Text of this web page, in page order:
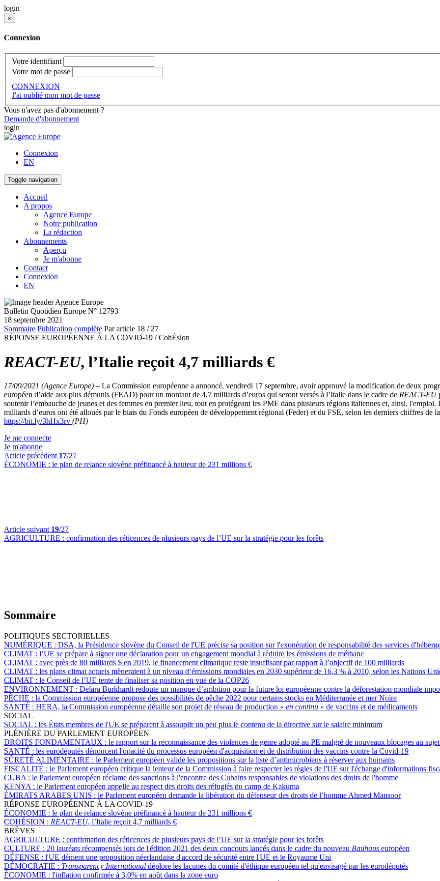
login
x
Connexion
Votre identifiant
Votre mot de passe
CONNEXION
J'ai oublié mon mot de passe
Vous n'avez pas d'abonnement ?
Demande d'abonnement
login
Connexion
EN
Toggle navigation
Accueil
A propos
Agence Europe
Notre publication
La rédaction
Abonnements
Aperçu
Je m'abonne
Contact
Connexion
EN
Bulletin Quotidien Europe N° 12793
18 septembre 2021
Sommaire Publication complète Par article 18 / 27
RÉPONSE EUROPÉENNE À LA COVID-19 / CohÉsion
REACT-EU, l’Italie reçoit 4,7 milliards €
17/09/2021 (Agence Europe) – La Commission européenne a annoncé, vendredi 17 septembre, avoir approuvé la modification de deux
européen d’aide aux plus démunis (FEAD) pour un montant de 4,7 milliards d’euros qui seront versés à l’Italie dans le cadre de REACT-EU
soutenir l’embauche de jeunes et des femmes en premier lieu, tout en protégeant les PME dans plusieurs régions italiennes et, ainsi,
milliards d’euros ont été alloués par le biais du Fonds européen de développement régional (Feder) et du FSE, selon les derniers chiffres de
https://bit.ly/3hHx3rv (PH)
Je me connecte
Je m'abonne
Article précédent 17/27
ÉCONOMIE : le plan de relance slovène préfinancé à hauteur de 231 millions €
Article suivant 19/27
AGRICULTURE : confirmation des réticences de plusieurs pays de l’UE sur la stratégie pour les forêts
Sommaire
POLITIQUES SECTORIELLES
NUMÉRIQUE : DSA, la Présidence slovène du Conseil de l'UE précise sa position sur l'exonération de responsabilité des services
CLIMAT : l’UE se prépare à signer une déclaration pour un engagement mondial à réduire les émissions de méthane
CLIMAT : avec près de 80 milliards $ en 2019, le financement climatique reste insuffisant par rapport à l’objectif de 100 milliards
CLIMAT : les plans climat actuels mèneraient à un niveau d’émissions mondiales en 2030 supérieur de 16,3 % à 2010, selon les Nations
CLIMAT : le Conseil de l’UE tente de finaliser sa position en vue de la COP26
ENVIRONNEMENT : Delara Burkhardt redoute un manque d’ambition pour la future loi européenne contre la déforestation mondiale
PÊCHE : la Commission européenne propose des possibilités de pêche 2022 pour certains stocks en Méditerranée et mer Noire
SANTÉ : HERA, la Commission européenne détaille son projet de réseau de production « en continu » de vaccins et de médicaments
SOCIAL
SOCIAL : les États membres de l'UE se préparent à assouplir un peu plus le contenu de la directive sur le salaire minimum
PLÉNIÈRE DU PARLEMENT EUROPÉEN
DROITS FONDAMENTAUX : le rapport sur la reconnaissance des violences de genre adopté au PE malgré de nouveaux blocages au
SANTÉ : les eurodéputés dénoncent l'opacité du processus européen d'acquisition et de distribution des vaccins contre la Covid-19
SÛRETÉ ALIMENTAIRE : le Parlement européen valide les propositions sur la liste d’antimicrobiens à réserver aux humains
FISCALITÉ : le Parlement européen critique la lenteur de la Commission à faire respecter les règles de l'UE sur l'échange d'informations
CUBA : le Parlement européen réclame des sanctions à l'encontre des Cubains responsables de violations des droits de l'homme
KENYA : le Parlement européen appelle au respect des droits des réfugiés du camp de Kakuma
ÉMIRATS ARABES UNIS : le Parlement européen demande la libération du défenseur des droits de l’homme Ahmed Mansoor
RÉPONSE EUROPÉENNE À LA COVID-19
ÉCONOMIE : le plan de relance slovène préfinancé à hauteur de 231 millions €
COHÉSION : REACT-EU, l’Italie reçoit 4,7 milliards €
BRÈVES
AGRICULTURE : confirmation des réticences de plusieurs pays de l’UE sur la stratégie pour les forêts
CULTURE : 20 lauréats récompensés lors de l'édition 2021 des deux concours lancés dans le cadre du nouveau Bauhaus européen
DÉFENSE : l'UE dément une proposition néerlandaise d'accord de sécurité entre l'UE et le Royaume Uni
DÉMOCRATIE : Transparency International déplore les lacunes du comité d'éthique européen tel qu'envisagé par les eurodéputés
ÉCONOMIE : l'inflation confirmée à 3,0% en août dans la zone euro